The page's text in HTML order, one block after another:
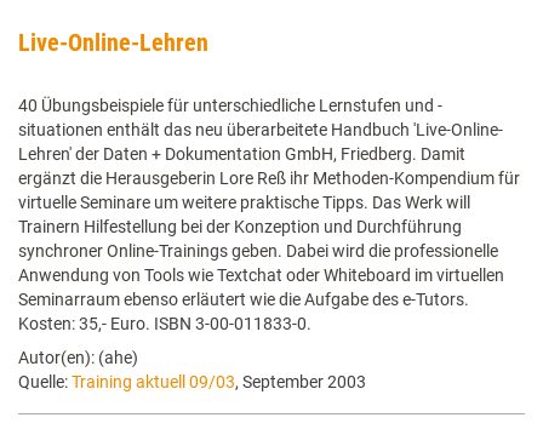
Live-Online-Lehren
40 Übungsbeispiele für unterschiedliche Lernstufen und -
situationen enthält das neu überarbeitete Handbuch 'Live-Online-
Lehren' der Daten + Dokumentation GmbH, Friedberg. Damit
ergänzt die Herausgeberin Lore Reß ihr Methoden-Kompendium für
virtuelle Seminare um weitere praktische Tipps. Das Werk will
Trainern Hilfestellung bei der Konzeption und Durchführung
synchroner Online-Trainings geben. Dabei wird die professionelle
Anwendung von Tools wie Textchat oder Whiteboard im virtuellen
Seminarraum ebenso erläutert wie die Aufgabe des e-Tutors.
Kosten: 35,- Euro. ISBN 3-00-011833-0.
Autor(en): (ahe)
Quelle:Training aktuell 09/03, September 2003